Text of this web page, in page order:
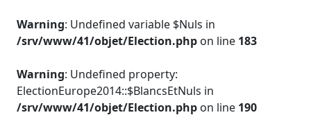
Warning: Undefined variable $Nuls in
/srv/www/41/objet/Election.php on line 183
Warning: Undefined property:
ElectionEurope2014::$BlancsEtNuls in
/srv/www/41/objet/Election.php on line 190